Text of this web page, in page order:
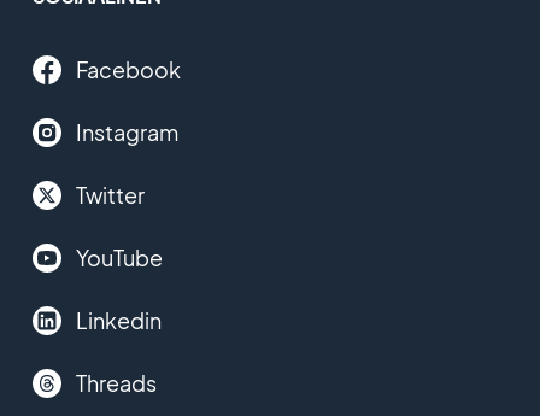
Facebook
Instagram
Twitter
YouTube
Linkedin
Threads